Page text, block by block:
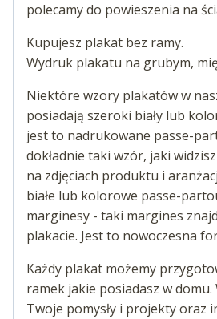
polecamy do powieszenia na
Kupujesz plakat bez ramy.
Wydruk plakatu na grubym,
Niektóre wzory plakatów w
posiadają szeroki biały lub
jest to nadrukowane passe-
dokładnie taki wzór, jaki
na zdjęciach produktu i
białe lub kolorowe passe-
marginesy - taki margines
plakacie. Jest to nowoczesna
Każdy plakat możemy
ramek jakie posiadasz w
Twoje pomysły i projekty oraz